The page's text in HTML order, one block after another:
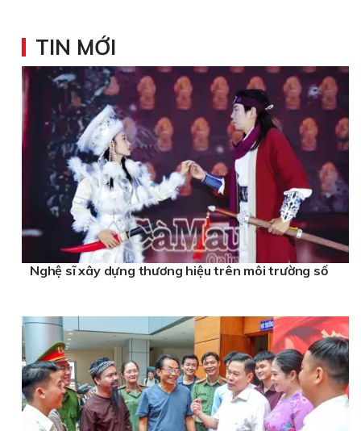
TIN MỚI
Nghệ sĩ xây dựng thương hiệu trên môi trường số